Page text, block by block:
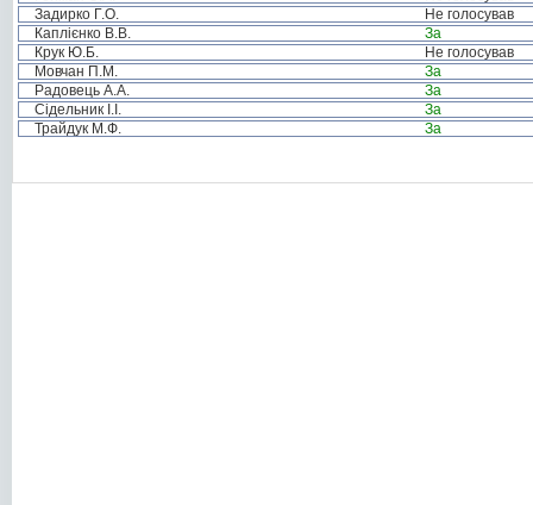
Задирко Г.О.
Не голосував
Каплієнко В.В.
За
Крук Ю.Б.
Не голосував
Мовчан П.М.
За
Радовець А.А.
За
Сідельник І.І.
За
Трайдук М.Ф.
За